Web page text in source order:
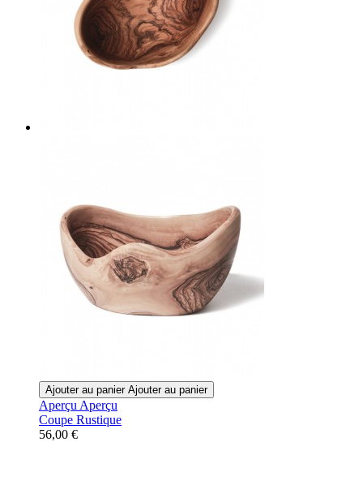
Ajouter au panier Ajouter au panier
Aperçu Aperçu
Coupe Rustique
56,00 €